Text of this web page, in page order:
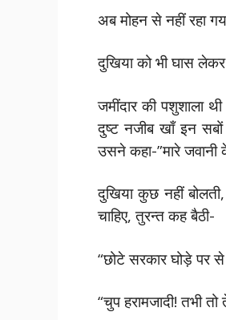
अब मोहन से नहीं रहा
दुखिया को भी घास
जमींदार की पशुशाला
दुष्ट नजीब खाँ इन
उसने कहा-”मारे जवानी
दुखिया कुछ नहीं
चाहिए, तुरन्त कह बैठी-
“छोटे सरकार घोड़े पर
“चुप हरामजादी! तभी